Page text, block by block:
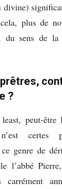
divine)
plus de
du sens de
?
peut-être
certes
genre de
l’abbé
carrément